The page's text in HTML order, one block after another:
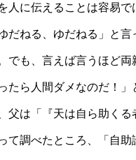
人に伝えることは容易
だねる、ゆだねる」と
も、言えば言うほど
たら人間ダメなのだ！
は「『天は自ら助くる
調べたところ、「自助